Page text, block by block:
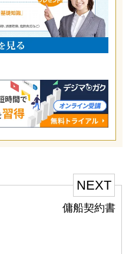
NEXT
傭船契約書